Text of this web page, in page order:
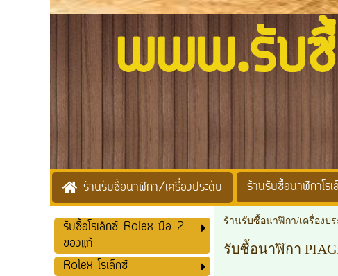
www.รับซื้อ
ร้านรับซื้อนาฬิกา/เครื่องประดับ ร้านรับซื้อนาฬิกาโรเ
รับซื้อโรเล็กซ์ Rolex มือ 2
ของแท้
Rolex โรเล็กซ์
ร้านรับซื้อนาฬิกา/เครื่องป
รับซื้อนาฬิกา